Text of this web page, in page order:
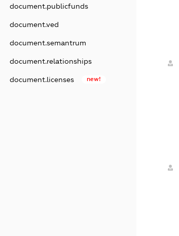
document.publicfunds
document.ved
document.semantrum
document.relationships
document.licenses new!